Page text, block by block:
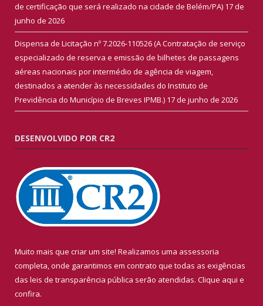
de certificação que será realizado na cidade de Belém/PA) 17 de
junho de 2026
Dispensa de Licitação nº 7.2026-110526 (A Contratação de serviço
especializado de reserva e emissão de bilhetes de passagens
aéreas nacionais por intermédio de agência de viagem,
destinados a atender às necessidades do Instituto de
Previdência do Município de Breves IPMB.) 17 de junho de 2026
DESENVOLVIDO POR CR2
Muito mais que criar um site! Realizamos uma assessoria
completa, onde garantimos em contrato que todas as exigências
das leis de transparência pública serão atendidas. Clique aqui e
confira.